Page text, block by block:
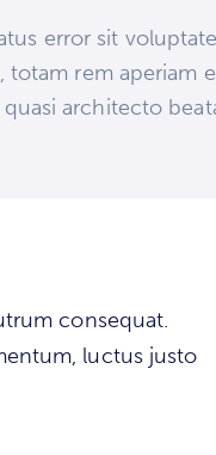
error sit
rem aperiam
architecto
consequat.
luctus justo